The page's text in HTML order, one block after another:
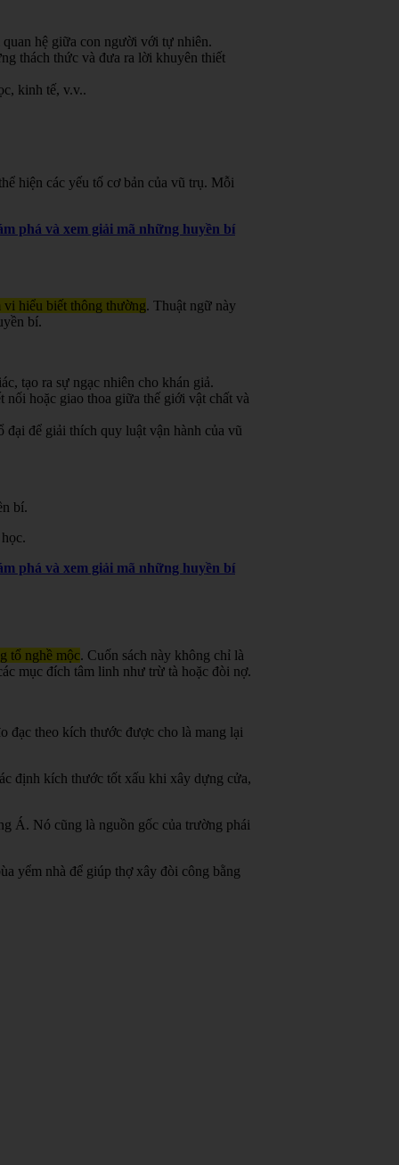
hệ giữa con người với tự nhiên.
thách thức và đưa ra lời khuyên thiết
kinh tế, v.v..
hiện các yếu tố cơ bản của vũ trụ. Mỗi
phá và xem giải mã những huyền bí
vi hiểu biết thông thường. Thuật ngữ này
bí.
tạo ra sự ngạc nhiên cho khán giả.
hoặc giao thoa giữa thế giới vật chất và
để giải thích quy luật vận hành của vũ
bí.
phá và xem giải mã những huyền bí
tổ nghề mộc. Cuốn sách này không chỉ là
mục đích tâm linh như trừ tà hoặc đòi nợ.
đạc theo kích thước được cho là mang lại
định kích thước tốt xấu khi xây dựng cửa,
Á. Nó cũng là nguồn gốc của trường phái
yểm nhà để giúp thợ xây đòi công bằng